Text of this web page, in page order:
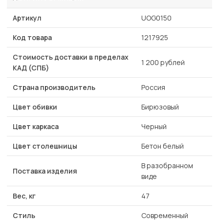
Артикул UOG0150
Код товара 1217925
Стоимость доставки в пределах
КАД (СПБ)
1 200 рублей
Страна производитель Россия
Цвет обивки Бирюзовый
Цвет каркаса Черный
Цвет столешницы Бетон белый
Поставка изделия
В разобранном
виде
Вес, кг 47
Стиль Современный